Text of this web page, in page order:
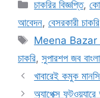
Categories
চাকরির বিজ্ঞপ্তি,
আবেদন, বেসরকারী চাকরি
Tags
Meena Bazar
চাকরি, সুপারশপ জব
খাবারেই কমুক
অ্যাপেক্স